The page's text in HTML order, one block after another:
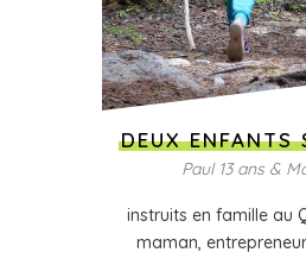
DEUX ENFANTS
Paul 13 ans &
instruits en famille au
maman,